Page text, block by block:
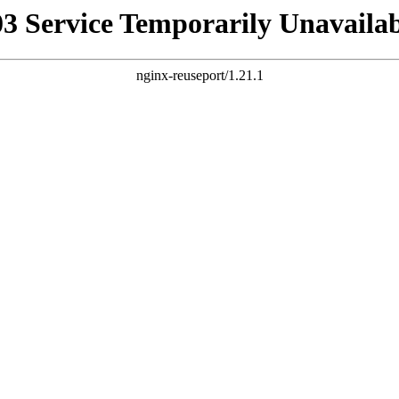
Service Temporarily
nginx-reuseport/1.21.1